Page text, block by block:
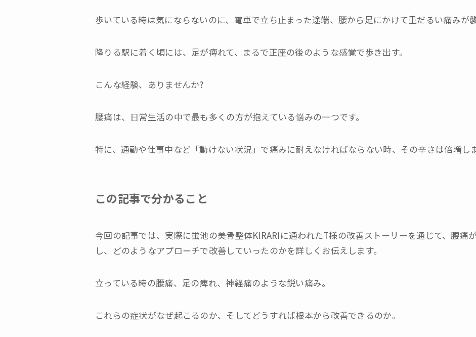
歩いている時は気にならないのに、電車で立ち止まった途端、腰から足にかけて重だるい痛みが襲
降りる駅に着く頃には、足が痺れて、まるで正座の後のような感覚で歩き出す。
こんな経験、ありませんか?
腰痛は、日常生活の中で最も多くの方が抱えている悩みの一つです。
特に、通勤や仕事中など「動けない状況」で痛みに耐えなければならない時、その辛さは倍増しま
この記事で分かること
今回の記事では、実際に蛍池の美骨整体KIRARIに通われたT様の改善ストーリーを通じて、腰痛
し、どのようなアプローチで改善していったのかを詳しくお伝えします。
立っている時の腰痛、足の痺れ、神経痛のような鋭い痛み。
これらの症状がなぜ起こるのか、そしてどうすれば根本から改善できるのか。